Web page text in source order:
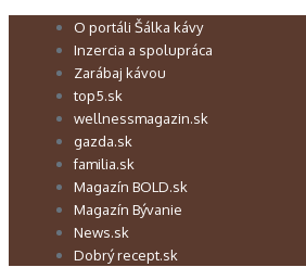
Preskočiť O portáli Šálka kávy
Inzercia a spolupráca
Zarábaj kávou
top5.sk
wellnessmagazin.sk
gazda.sk
familia.sk
Magazín BOLD.sk
Magazín Bývanie
News.sk
Dobrý recept.sk